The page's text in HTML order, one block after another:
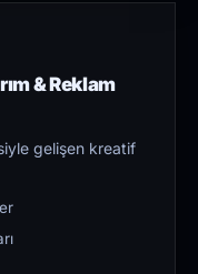
& Reklam
gelişen kreatif